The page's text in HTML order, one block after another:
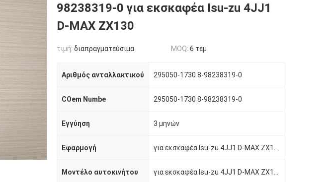
98238319-0 για εκσκαφέα Isu-zu 4JJ1
D-MAX ZX130
τιμή: διαπραγματεύσιμα MOQ: 6 τεμ
Αριθμός ανταλλακτικού 295050-1730 8-98238319-0
COem Numbe 295050-1730 8-98238319-0
Εγγύηση 3 μηνών
Εφαρμογή
Μοντέλο αυτοκινήτου